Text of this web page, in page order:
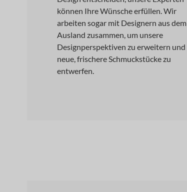
können Ihre Wünsche erfüllen. Wir
arbeiten sogar mit Designern aus dem
Ausland zusammen, um unsere
Designperspektiven zu erweitern und
neue, frischere Schmuckstücke zu
entwerfen.